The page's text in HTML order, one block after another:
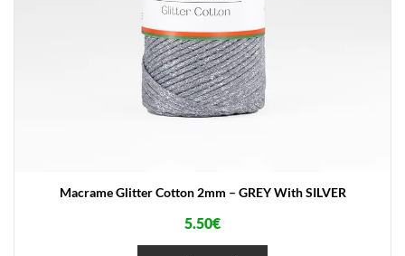
Macrame Glitter Cotton 2mm – GREY With SILVER
5.50€